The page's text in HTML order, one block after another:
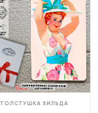
ТОЛСТУШКА ХИЛЬДА